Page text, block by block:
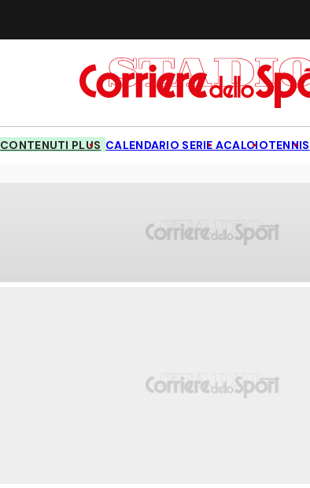
CONTENUTI PLUS CALENDARIO SERIE ACALCIOTENNIS